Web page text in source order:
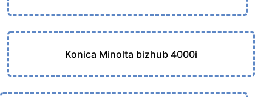
Konica Minolta bizhub 4000i